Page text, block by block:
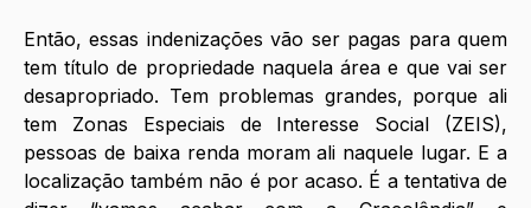
Então, essas indenizações vão ser pagas para quem
tem título de propriedade naquela área e que vai ser
desapropriado. Tem problemas grandes, porque ali
tem Zonas Especiais de Interesse Social (ZEIS),
pessoas de baixa renda moram ali naquele lugar. E a
localização também não é por acaso. É a tentativa de